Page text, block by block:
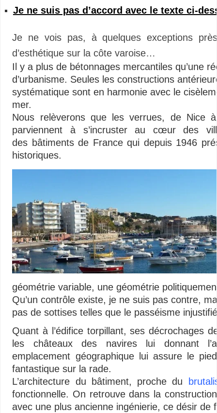
Je ne suis pas d’accord avec le texte ci-
Je ne vois pas, à quelques exceptions
d’esthétique sur la côte varoise…
Il y a plus de bétonnages mercantiles qu’une
d’urbanisme. Seules les constructions
systématique sont en harmonie avec le
mer.
Nous relèverons que les verrues, de Nice
parviennent à s’incruster au cœur des
des bâtiments de France qui depuis 1946
historiques.
géométrie variable, une géométrie
Qu’un contrôle existe, je ne suis pas contre,
pas de sottises telles que le passéisme
Quant à l’édifice torpillant, ses décrochages
les châteaux des navires lui donnant
emplacement géographique lui assure le
fantastique sur la rade.
L’architecture du bâtiment, proche du
fonctionnelle. On retrouve dans la
avec une plus ancienne ingénierie, ce désir de